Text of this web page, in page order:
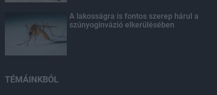
A lakosságra is fontos szerep hárul a
szúnyoginvázió elkerülésében
TÉMÁINKBÓL